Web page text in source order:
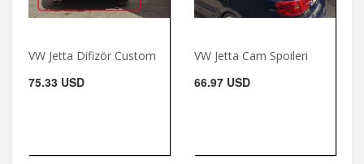
VW Jetta Difizör Custom
75.33 USD
VW Jetta Cam Spoileri
66.97 USD